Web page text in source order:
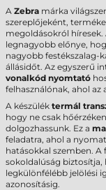
A Zebra márka
szereplőjeként,
megoldásokról híresek.
legnagyobb előnye,
nagyobb festékszalag-
állásidőt. Az egyszerű
vonalkód nyomtató
felhasználónak, ahol
A készülék termál
hogy ne csak
dolgozhassunk. Ez a
feladatra, ahol a
hatásokkal szemben. A
sokoldalúság biztosítja,
legkülönfélébb jelölési
azonosításig.